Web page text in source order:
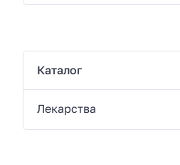
Каталог
Лекарства